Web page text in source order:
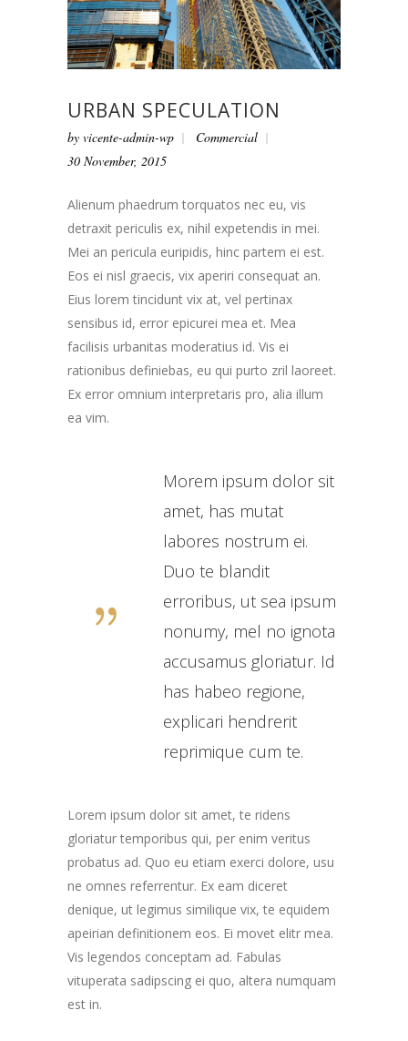
URBAN SPECULATION
by vicente-admin-wp
Commercial
30 November, 2015
Alienum phaedrum torquatos nec eu, vis
detraxit periculis ex, nihil expetendis in mei.
Mei an pericula euripidis, hinc partem ei est.
Eos ei nisl graecis, vix aperiri consequat an.
Eius lorem tincidunt vix at, vel pertinax
sensibus id, error epicurei mea et. Mea
facilisis urbanitas moderatius id. Vis ei
rationibus definiebas, eu qui purto zril laoreet.
Ex error omnium interpretaris pro, alia illum
ea vim.
Morem ipsum dolor sit
amet, has mutat
labores nostrum ei.
Duo te blandit
erroribus, ut sea ipsum
nonumy, mel no ignota
accusamus gloriatur. Id
has habeo regione,
explicari hendrerit
reprimique cum te.
Lorem ipsum dolor sit amet, te ridens
gloriatur temporibus qui, per enim veritus
probatus ad. Quo eu etiam exerci dolore, usu
ne omnes referrentur. Ex eam diceret
denique, ut legimus similique vix, te equidem
apeirian definitionem eos. Ei movet elitr mea.
Vis legendos conceptam ad. Fabulas
vituperata sadipscing ei quo, altera numquam
est in.